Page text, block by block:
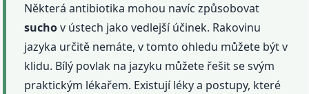
Některá antibiotika mohou navíc způsobovat
suchov ústech jako vedlejší účinek. Rakovinu
jazyka určitě nemáte, v tomto ohledu můžete být v
klidu. Bílý povlak na jazyku můžete řešit se svým
praktickým lékařem. Existují léky a postupy, které